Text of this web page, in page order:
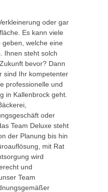
oder gar
Es kann viele
welche eine
Ihnen steht solch
bevor? Dann
sind Ihr kompetenter
professionelle und
in Kallenbrock geht.
oder
Team Deluxe steht
der Planung bis hin
mit Rat
wird
und
Team